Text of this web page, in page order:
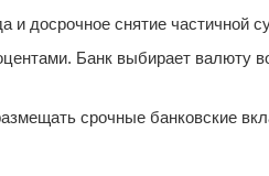
и досрочное снятие частичной
Банк выбирает валюту
срочные банковские